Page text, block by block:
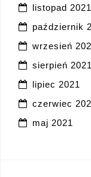
listopad 2021
październik
wrzesień
sierpień 2021
lipiec 2021
czerwiec
maj 2021